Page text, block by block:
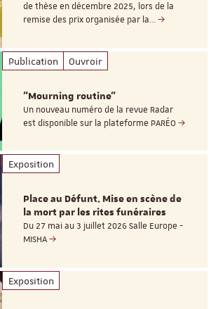
de thèse en décembre 2025, lors de la
remise des prix organisée par la…
Publication Ouvroir
"Mourning routine"
Un nouveau numéro de la revue Radar
est disponible sur la plateforme PARÉO
Exposition
Place au Défunt. Mise en scène de
la mort par les rites funéraires
Du 27 mai au 3 juillet 2026 Salle Europe -
MISHA
Exposition